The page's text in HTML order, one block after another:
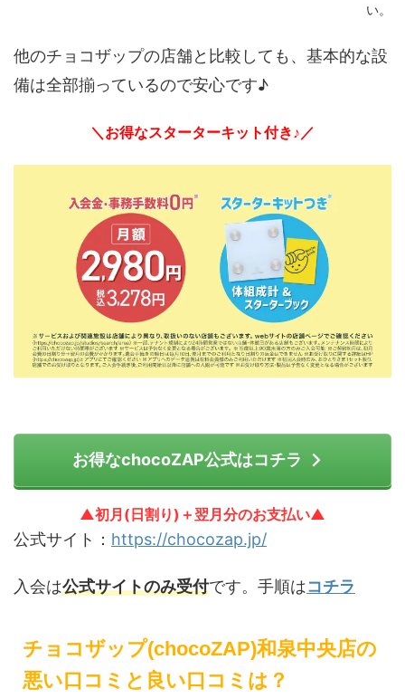
い。
他のチョコザップの店舗と比較しても、基本的な設
備は全部揃っているので安心です♪
＼お得なスターターキット付き♪／
お得なchocoZAP公式はコチラ
▲初月(日割り)＋翌月分のお支払い▲
公式サイト： https://chocozap.jp/
入会は公式サイトのみ受付です。手順はコチラ
チョコザップ(chocoZAP)和泉中央店の
悪い口コミと良い口コミは？